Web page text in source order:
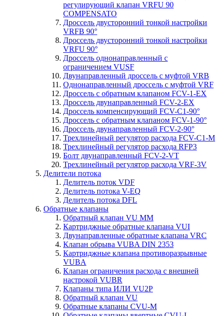
регулирующий клапан VRFU 90
COMPENSATO
Дроссель двусторонний тонкой настройки
VRFB 90°
Дроссель двусторонний тонкой настройки
VRFU 90°
Дроссель однонаправленный с
ограничением VUSF
Двунаправленный дроссель с муфтой VRB
Однонаправленный дроссель с муфтой VRF
Дроссель с обратным клапаном FCV-1-EX
Дроссель двунаправленный FCV-2-EX
Дроссель компенсирующий FCV-C1-90°
Дроссель с обратным клапаном FCV-1-90°
Дроссель двунаправленный FCV-2-90°
Трехлинейный регулятор расхода FCV-C1-M
Трехлинейный регулятор расхода RFP3
Болт двунаправленный FCV-2-VT
Трехлинейный регулятор расхода VRF-3V
Делители потока
Делитель поток VDF
Делитель потока V-EQ
Делитель потока DFL
Обратные клапаны
Обратный клапан VU MM
Картриджные обратные клапана VUI
Двунаправленные обратные клапана VRC
Клапан обрыва VUBA DIN 2353
Картриджные клапана противоразрывные
VUBA
Клапан ограничения расхода с внешней
настрокой VUBR
Клапаны типа ИЛИ VU2P
Обратный клапан VU
Обратные клапаны CVU-M